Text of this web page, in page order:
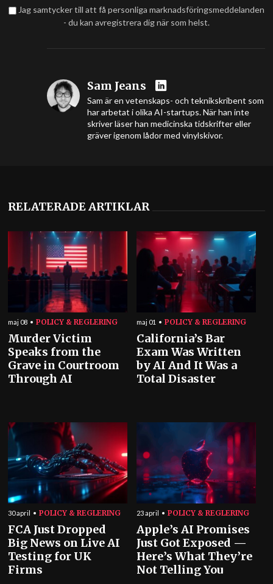
Jag samtycker till att få personliga marknadsföringsmeddelanden
- du kan avregistrera dig när som helst.
Sam Jeans
Sam är en vetenskaps- och teknikskribent som
har arbetat i olika AI-startups. När han inte
skriver läser han medicinska tidskrifter eller
gräver igenom lådor med vinylskivor.
RELATERADE ARTIKLAR
maj 08 POLICY & REGLERING
Murder Victim
Speaks from the
Grave in Courtroom
Through AI
maj 01 POLICY & REGLERING
California’s Bar
Exam Was Written
by AI And It Was a
Total Disaster
30 april POLICY & REGLERING
FCA Just Dropped
Big News on Live AI
Testing for UK
Firms
23 april POLICY & REGLERING
Apple’s AI Promises
Just Got Exposed —
Here’s What They’re
Not Telling You